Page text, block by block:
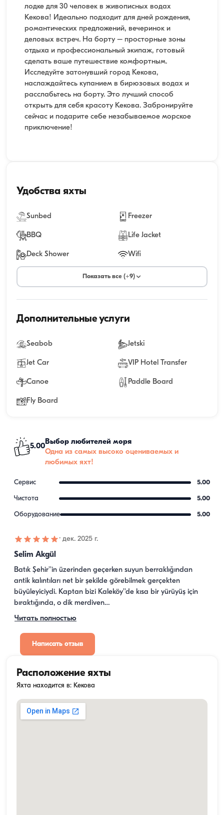
лодке для 30 человек в живописных водах
Кекова! Идеально подходит для дней рождения,
романтических предложений, вечеринок и
деловых встреч. На борту – просторные зоны
отдыха и профессиональный экипаж, готовый
сделать ваше путешествие комфортным.
Исследуйте затонувший город Кекова,
наслаждайтесь купанием в бирюзовых водах и
расслабьтесь на борту. Это лучший способ
открыть для себя красоту Кекова. Забронируйте
сейчас и подарите себе незабываемое морское
приключение!
Удобства яхты
Sunbed Freezer
BBQ Life Jacket
Deck Shower Wifi
Показать все (+9)
Дополнительные услуги
Seabob Jetski
Jet Car VIP Hotel Transfer
Canoe Paddle Board
Fly Board
5.00
Выбор любителей моря
Одна из самых высоко оцениваемых и
любимых яхт!
Сервис 5.00
Чистота 5.00
Оборудование 5.00
· дек. 2025 г.
Selim Akgül
Batık Şehir''in üzerinden geçerken suyun berraklığından
antik kalıntıları net bir şekilde görebilmek gerçekten
büyüleyiciydi. Kaptan bizi Kaleköy''de kısa bir yürüyüş için
bıraktığında, o dik merdiven…
Читать полностью
Написать отзыв
Расположение яхты
Яхта находится в: Кекова